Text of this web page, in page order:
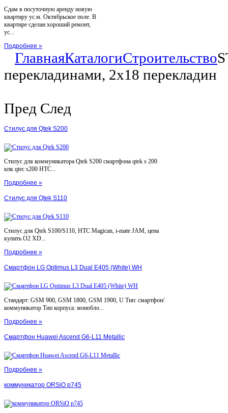
Сдам в посуточную аренду новую
квартиру ус.м. Октябрьское поле. В
квартире сделан хороший ремонт,
ус...
Подробнее »
ГлавнаяКаталогиСтроительство
перекладинами, 2х18 перекладин
Пред След
Стилус для Qtek S200
Стилус для коммуникатора Qtek S200 смартфона qtek s 200
кпк qtec s200 HTC...
Подробнее »
Стилус для Qtek S110
Стилус для Qtek S100/S110, HTC Magican, i-mate JAM, цена
купить O2 XD...
Подробнее »
Смартфон LG Optimus L3 Dual E405 (White) WH
Стандарт: GSM 900, GSM 1800, GSM 1900, U Тип: смартфон/
коммуникатор Тип корпуса: монобло...
Подробнее »
Смартфон Huawei Ascend G6-L11 Metallic
Подробнее »
коммуникатор ORSiO p745